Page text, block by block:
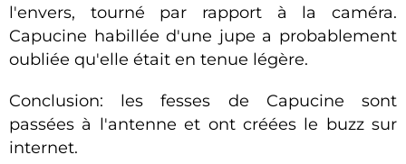
l'envers, tourné par rapport à la caméra.
Capucine habillée d'une jupe a probablement
oubliée qu'elle était en tenue légère.
Conclusion: les fesses de Capucine sont
passées à l'antenne et ont créées le buzz sur
internet.